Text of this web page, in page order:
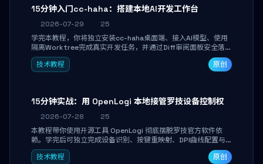
15分钟入门cc-haha：搭建本地AI开发工作台
2026-07-29
25
学完本教程，你将独立安装cc-haha桌面端、接入AI模型、使用
隔离Worktree完成真实开发任务，并通过Diff审阅面板安全落地
AI代码改写。告别终端黑盒操作，让AI在沙箱环境中工作，你只
做审阅和决策。
技术教程 原创
15分钟实战：用 OpenLogi 本地接管罗技设备控制权
2026-07-28
25
本教程带你使用开源工具 OpenLogi 彻底摆脱罗技官方软件依
赖。学完后可独立完成设备识别、按键重映射、DPI曲线配置与
SmartShift调节，实现完全离线控制，保护隐私并释放硬件性
能。
技术教程 原创